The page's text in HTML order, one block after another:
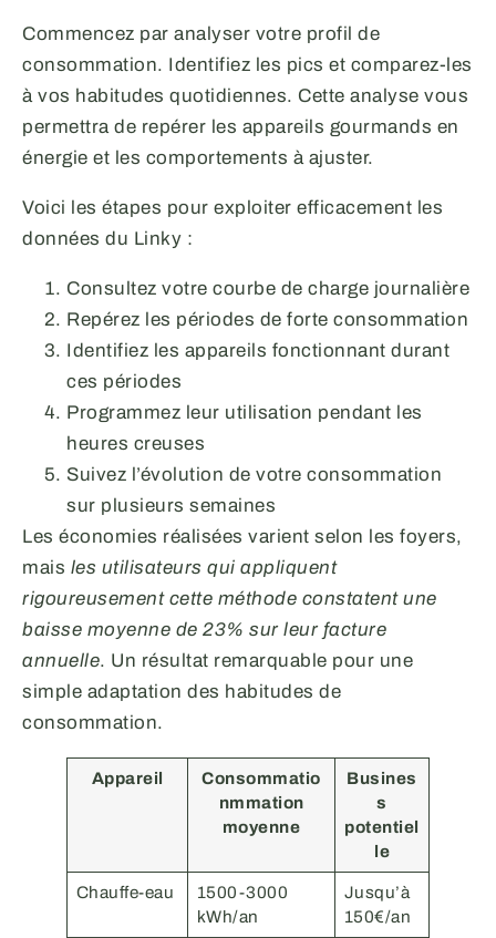
Commencez par analyser votre profil de
consommation. Identifiez les pics et comparez-les
à vos habitudes quotidiennes. Cette analyse vous
permettra de repérer les appareils gourmands en
énergie et les comportements à ajuster.
Voici les étapes pour exploiter efficacement les
données du Linky :
Consultez votre courbe de charge journalière
Repérez les périodes de forte consommation
Identifiez les appareils fonctionnant durant
ces périodes
Programmez leur utilisation pendant les
heures creuses
Suivez l’évolution de votre consommation
sur plusieurs semaines
Les économies réalisées varient selon les foyers,
mais les utilisateurs qui appliquent
rigoureusement cette méthode constatent une
baisse moyenne de 23% sur leur facture
annuelle. Un résultat remarquable pour une
simple adaptation des habitudes de
consommation.
Appareil
Consommatio
nmmation
moyenne
Busines
s
potentiel
le
Chauffe-eau
1500-3000
kWh/an
Jusqu’à
150€/an